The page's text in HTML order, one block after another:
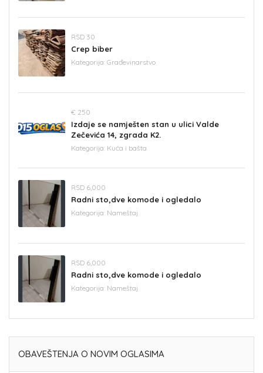
RSD 30
Crep biber
Kategorija: Građevinarstvo
€ 250
Izdaje se namješten stan u ulici Valde
Zečevića 14, zgrada K2.
Kategorija: Kuća i bašta
RSD 6,000
Radni sto,dve komode i ogledalo
Kategorija: Nameštaj
RSD 6,000
Radni sto,dve komode i ogledalo
Kategorija: Nameštaj
OBAVEŠTENJA O NOVIM OGLASIMA